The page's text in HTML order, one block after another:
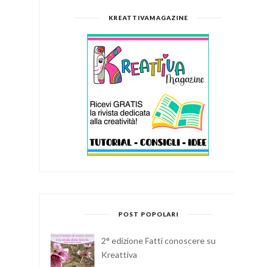
KREATTIVAMAGAZINE
POST POPOLARI
2° edizione Fatti conoscere su
Kreattiva